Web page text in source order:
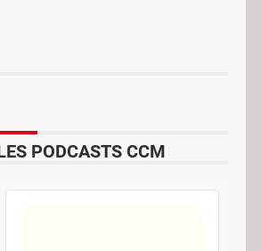
PODCASTS CCM